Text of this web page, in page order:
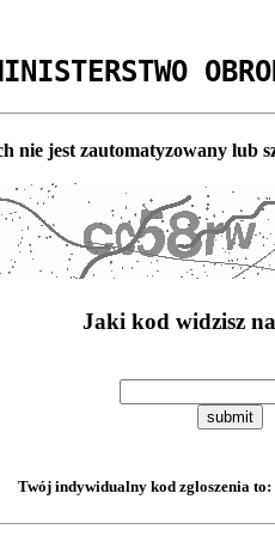
nie jest zautomatyzowany lub
Jaki kod widzisz
submit
Twój indywidualny kod zgloszenia to: